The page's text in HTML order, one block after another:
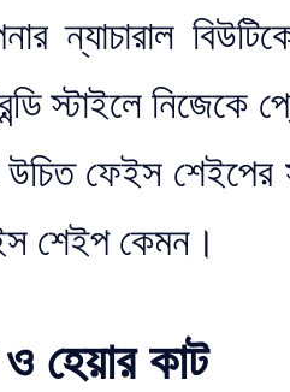
ন্যাচারাল
স্টাইলে
উচিত ফেইস
শেইপ কেমন।
হেয়ার কাট